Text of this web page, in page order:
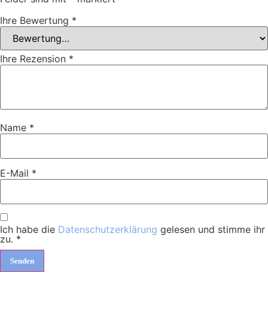
Ihre Bewertung *
Ihre Rezension *
Name *
E-Mail *
Ich habe die Datenschutzerklärung gelesen und stimme ihr
zu. *